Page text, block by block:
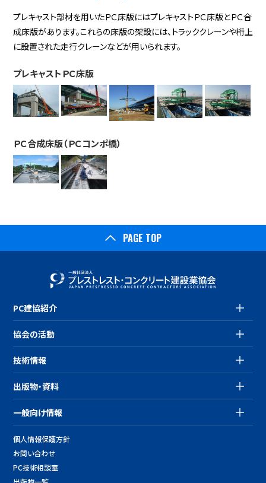
プレキャスト部材を用いたＰＣ床版にはプレキャストＰＣ床版とＰＣ合
成床版があります。これらの床版の架設には、トラッククレーンや桁上
に設置された走行クレーンなどが用いられます。
プレキャストＰＣ床版
ＰＣ合成床版（ＰＣコンポ橋）
PAGE TOP
PC建協紹介
協会の活動
技術情報
出版物・資料
一般向け情報
個人情報保護方針
お問い合わせ
PC技術相談室